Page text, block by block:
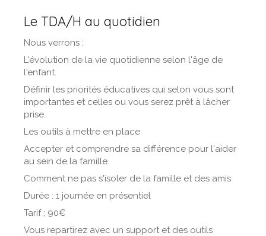
Le TDA/H au quotidien
Nous verrons :
L'évolution de la vie quotidienne selon l'âge de
l'enfant.
Définir les priorités éducatives qui selon vous sont
importantes et celles ou vous serez prêt à lâcher
prise.
Les outils à mettre en place
Accepter et comprendre sa différence pour l'aider
au sein de la famille.
Comment ne pas s'isoler de la famille et des amis
Durée : 1 journée en présentiel
Tarif ; 90€
Vous repartirez avec un support et des outils